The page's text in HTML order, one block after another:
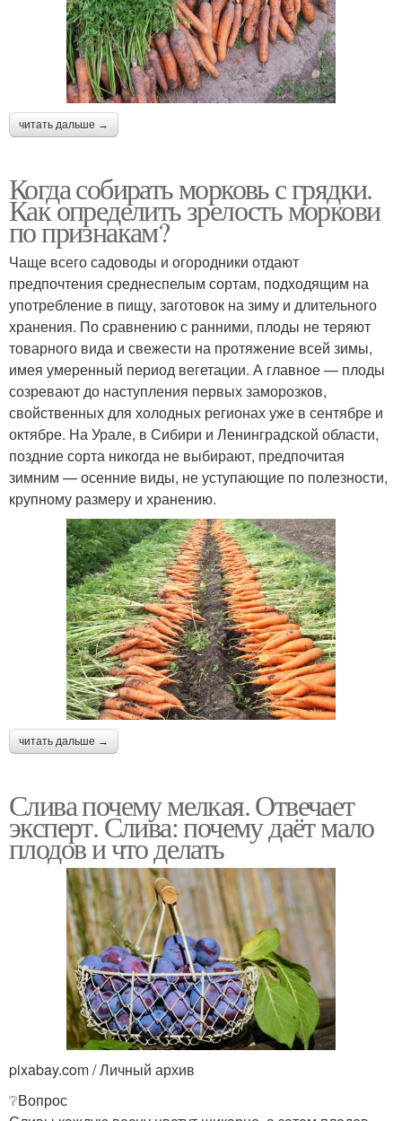
читать дальше →
Когда собирать морковь с грядки.
Как определить зрелость моркови
по признакам?
Чаще всего садоводы и огородники отдают
предпочтения среднеспелым сортам, подходящим на
употребление в пищу, заготовок на зиму и длительного
хранения. По сравнению с ранними, плоды не теряют
товарного вида и свежести на протяжение всей зимы,
имея умеренный период вегетации. А главное — плоды
созревают до наступления первых заморозков,
свойственных для холодных регионах уже в сентябре и
октябре. На Урале, в Сибири и Ленинградской области,
поздние сорта никогда не выбирают, предпочитая
зимним — осенние виды, не уступающие по полезности,
крупному размеру и хранению.
читать дальше →
Слива почему мелкая. Отвечает
эксперт. Слива: почему даёт мало
плодов и что делать
pixabay.com / Личный архив
❔Вопрос